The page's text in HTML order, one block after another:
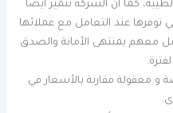
كما أن الشركة تتميز أيضا
توفرها عند التعامل مع عملائها
معهم بمنتهى الأمانة والصدق
و معقولة مقارنة بالأسعار في